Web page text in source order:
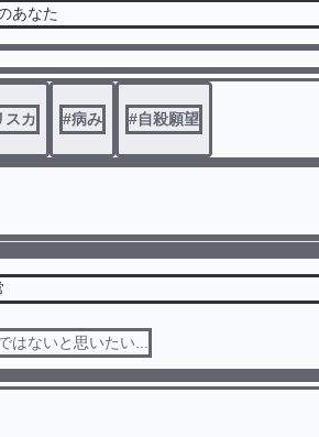
あなた
スカ #病み #自殺願望
はないと思いたい...